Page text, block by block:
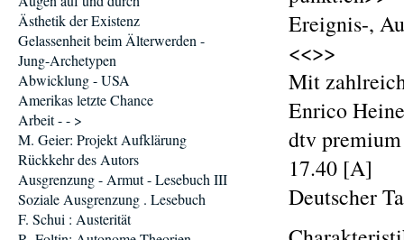
Ereignis-,
<<>>
Mit
Enrico
dtv
17.40 [A]
Deutscher
Ästhetik der Existenz
Gelassenheit beim Älterwerden -
Jung-Archetypen
Abwicklung - USA
Amerikas letzte Chance
Arbeit - - >
M. Geier: Projekt Aufklärung
Rückkehr des Autors
Ausgrenzung - Armut - Lesebuch III
Soziale Ausgrenzung . Lesebuch
F. Schui : Austerität